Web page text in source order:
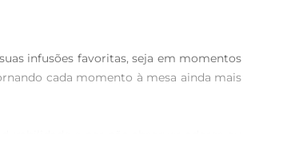
infusões favoritas, seja em momentos
cada momento à mesa ainda mais